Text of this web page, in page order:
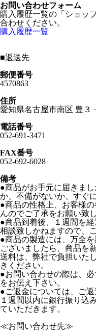
お問い合わせフォーム
購入履歴一覧の「ショッ
合わせください。
購入履歴一覧
■返送先
郵便番号
4570863
住所
愛知県名古屋市南区 豊３
電話番号
052-691-3471
FAX番号
052-692-6028
備考
●商品がお手元に届きま
か、不備がないか、すぐ
●商品の性格上、お客様
んのでご了承をお願い致
●商品到着後、１週間を
相談致しかねますので、
●商品の製造には、万全
ございましたら、商品を
送料は、弊社で負担いた
きください。
●お問い合わせの際は、
をお伝え下さい。
●ご返金については、ご
１週間以内に銀行振り込
ていただきます。
≪お問い合わせ先≫